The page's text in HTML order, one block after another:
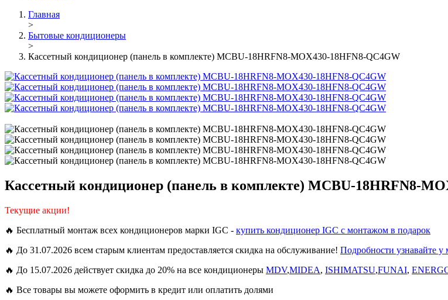
Главная
>
Бытовые кондиционеры
>
Кассетный кондиционер (панель в комплекте) MCBU-18HRFN8-MOX430-18HFN8-QC4GW
Кассетный кондиционер (панель в комплекте) MCBU-18HRFN8-
Текущие акции!
🔥 Бесплатный монтаж всех кондиционеров марки IGC - купить кондиционер IGC с монтажом в подарок
🔥 До 31.07.2026 всем старым клиентам предоставляется скидка на обслуживание! Подробности узнавайте у
🔥 До 15.07.2026 действует скидка до 20% на все кондиционеры MDV,MIDEA, ISHIMATSU,FUNAI,
🔥 Все товары вы можете оформить в кредит или оплатить долями